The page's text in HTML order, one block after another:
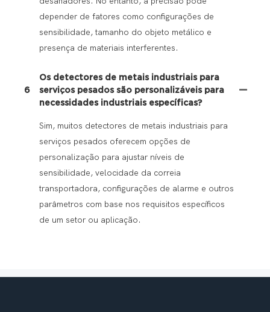
depender de fatores como configurações de
sensibilidade, tamanho do objeto metálico e
presença de materiais interferentes.
6
Os detectores de metais industriais para
serviços pesados ​​são personalizáveis ​​para
necessidades industriais específicas?
Sim, muitos detectores de metais industriais para
serviços pesados ​​oferecem opções de
personalização para ajustar níveis de
sensibilidade, velocidade da correia
transportadora, configurações de alarme e outros
parâmetros com base nos requisitos específicos
de um setor ou aplicação.